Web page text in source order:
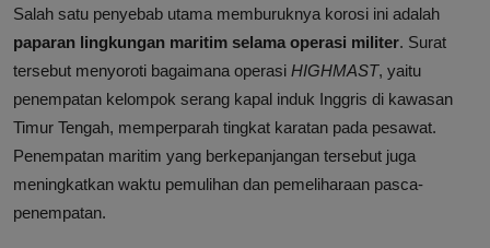
Salah satu penyebab utama memburuknya korosi ini adalah
paparan lingkungan maritim selama operasi militer. Surat
tersebut menyoroti bagaimana operasi HIGHMAST, yaitu
penempatan kelompok serang kapal induk Inggris di kawasan
Timur Tengah, memperparah tingkat karatan pada pesawat.
Penempatan maritim yang berkepanjangan tersebut juga
meningkatkan waktu pemulihan dan pemeliharaan pasca-
penempatan.